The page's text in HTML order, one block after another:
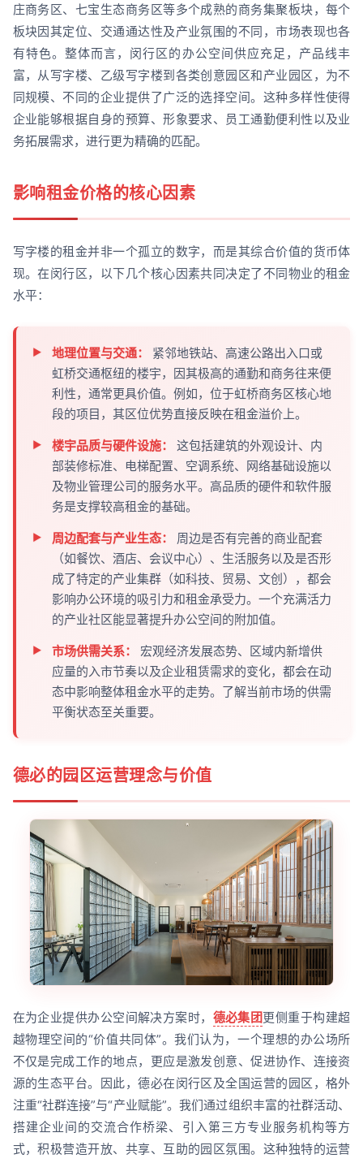
庄商务区、七宝生态商务区等多个成熟的商务集聚板块，每个
板块因其定位、交通通达性及产业氛围的不同，市场表现也各
有特色。整体而言，闵行区的办公空间供应充足，产品线丰
富，从写字楼、乙级写字楼到各类创意园区和产业园区，为不
同规模、不同的企业提供了广泛的选择空间。这种多样性使得
企业能够根据自身的预算、形象要求、员工通勤便利性以及业
务拓展需求，进行更为精确的匹配。
影响租金价格的核心因素
写字楼的租金并非一个孤立的数字，而是其综合价值的货币体
现。在闵行区，以下几个核心因素共同决定了不同物业的租金
水平：
地理位置与交通：
紧邻地铁站、高速公路出入口或
虹桥交通枢纽的楼宇，因其极高的通勤和商务往来便
利性，通常更具价值。例如，位于虹桥商务区核心地
段的项目，其区位优势直接反映在租金溢价上。
楼宇品质与硬件设施：
这包括建筑的外观设计、内
部装修标准、电梯配置、空调系统、网络基础设施以
及物业管理公司的服务水平。高品质的硬件和软件服
务是支撑较高租金的基础。
周边配套与产业生态：
周边是否有完善的商业配套
（如餐饮、酒店、会议中心）、生活服务以及是否形
成了特定的产业集群（如科技、贸易、文创），都会
影响办公环境的吸引力和租金承受力。一个充满活力
的产业社区能显著提升办公空间的附加值。
市场供需关系：
宏观经济发展态势、区域内新增供
应量的入市节奏以及企业租赁需求的变化，都会在动
态中影响整体租金水平的走势。了解当前市场的供需
平衡状态至关重要。
德必的园区运营理念与价值
在为企业提供办公空间解决方案时， 德必集团更侧重于构建超
越物理空间的“价值共同体”。我们认为，一个理想的办公场所
不仅是完成工作的地点，更应是激发创意、促进协作、连接资
源的生态平台。因此，德必在闵行区及全国运营的园区，格外
注重“社群连接”与“产业赋能”。我们通过组织丰富的社群活动、
搭建企业间的交流合作桥梁、引入第三方专业服务机构等方
式，积极营造开放、共享、互助的园区氛围。这种独特的运营